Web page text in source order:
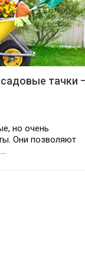
тачки
но очень
Они позволяют